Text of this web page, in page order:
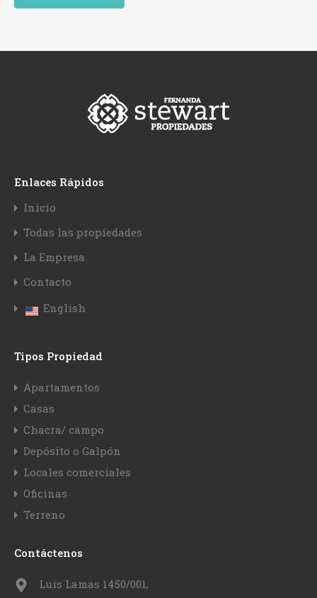
Enlaces Rápidos
Inicio
Todas las propiedades
La Empresa
Contacto
English
Tipos Propiedad
Apartamentos
Casas
Chacra/ campo
Depósito o Galpón
Locales comerciales
Oficinas
Terreno
Contáctenos
Luis Lamas 1450/001,